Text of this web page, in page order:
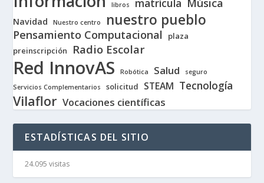
libros matrícula Música
Navidad Nuestro centro nuestro pueblo
Pensamiento Computacional
plaza
preinscripción
Radio Escolar
Red InnovAS Robótica Salud
seguro
Servicios Complementarios
solicitud STEAM Tecnología
Vilaflor Vocaciones científicas
ESTADÍSTICAS DEL SITIO
24.095 visitas